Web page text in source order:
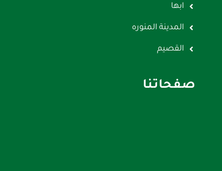
ابها
المدينة المنوره
القصيم
صفحاتنا